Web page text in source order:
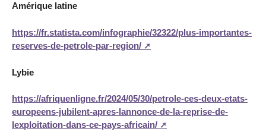
Amérique latine
https://fr.statista.com/infographie/32322/plus-importantes-
reserves-de-petrole-par-region/
Lybie
https://afriquenligne.fr/2024/05/30/petrole-ces-deux-etats-
europeens-jubilent-apres-lannonce-de-la-reprise-de-
lexploitation-dans-ce-pays-africain/